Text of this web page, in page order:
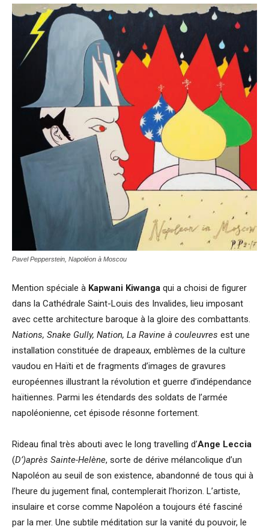
Pavel Pepperstein, Napoléon à Moscou
Mention spéciale à Kapwani Kiwanga qui a choisi de figurer
dans la Cathédrale Saint-Louis des Invalides, lieu imposant
avec cette architecture baroque à la gloire des combattants.
Nations, Snake Gully, Nation, La Ravine à couleuvres est une
installation constituée de drapeaux, emblèmes de la culture
vaudou en Haïti et de fragments d’images de gravures
européennes illustrant la révolution et guerre d’indépendance
haïtiennes. Parmi les étendards des soldats de l’armée
napoléonienne, cet épisode résonne fortement.
Rideau final très abouti avec le long travelling d’Ange Leccia
(D’)après Sainte-Helène, sorte de dérive mélancolique d’un
Napoléon au seuil de son existence, abandonné de tous qui à
l’heure du jugement final, contemplerait l’horizon. L’artiste,
insulaire et corse comme Napoléon a toujours été fasciné
par la mer. Une subtile méditation sur la vanité du pouvoir, le